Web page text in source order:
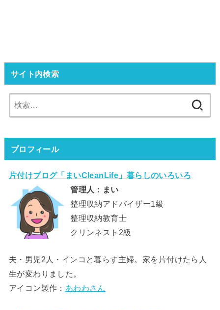
サイト内検索
索:
プロフィール
片付けブログ「まいCleanLife」暮らしのいろいろ
管理人：まい
整理収納アドバイザー1級
整理収納教育士
クリンネスト2級
夫・男児2人・インコと暮らす主婦。家を片付けたら人
生が変わりました。
アイコン製作： あわわさん